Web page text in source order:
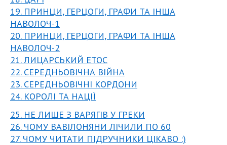
19. ПРИНЦИ, ГЕРЦОГИ, ГРАФИ ТА ІНША
НАВОЛОЧ-1
20. ПРИНЦИ, ГЕРЦОГИ, ГРАФИ ТА ІНША
НАВОЛОЧ-2
21. ЛИЦАРСЬКИЙ ЕТОС
22. СЕРЕДНЬОВІЧНА ВІЙНА
23. СЕРЕДНЬОВІЧНІ КОРДОНИ
24. КОРОЛІ ТА НАЦІЇ
25. НЕ ЛИШЕ З ВАРЯГІВ У ГРЕКИ
26. ЧОМУ ВАВІЛОНЯНИ ЛІЧИЛИ ПО 60
27. ЧОМУ ЧИТАТИ ПІДРУЧНИКИ ЦІКАВО :)